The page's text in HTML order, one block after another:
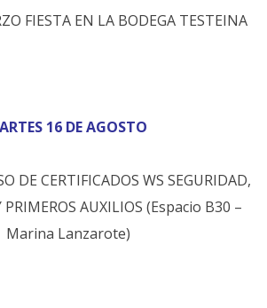
FIESTA EN LA BODEGA TESTEINA
16 DE AGOSTO
DE CERTIFICADOS WS SEGURIDAD,
AUXILIOS (Espacio B30 –
Marina Lanzarote)